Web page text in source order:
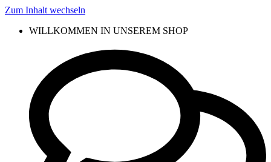
Zum Inhalt wechseln
WILLKOMMEN IN UNSEREM SHOP